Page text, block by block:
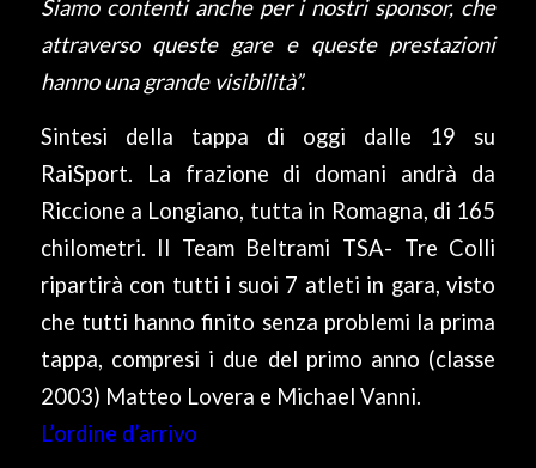
Siamo contenti anche per i nostri sponsor, che
attraverso queste gare e queste prestazioni
hanno una grande visibilità”.
Sintesi della tappa di oggi dalle 19 su
RaiSport. La frazione di domani andrà da
Riccione a Longiano, tutta in Romagna, di 165
chilometri. Il Team Beltrami TSA- Tre Colli
ripartirà con tutti i suoi 7 atleti in gara, visto
che tutti hanno finito senza problemi la prima
tappa, compresi i due del primo anno (classe
2003) Matteo Lovera e Michael Vanni.
L’ordine d’arrivo